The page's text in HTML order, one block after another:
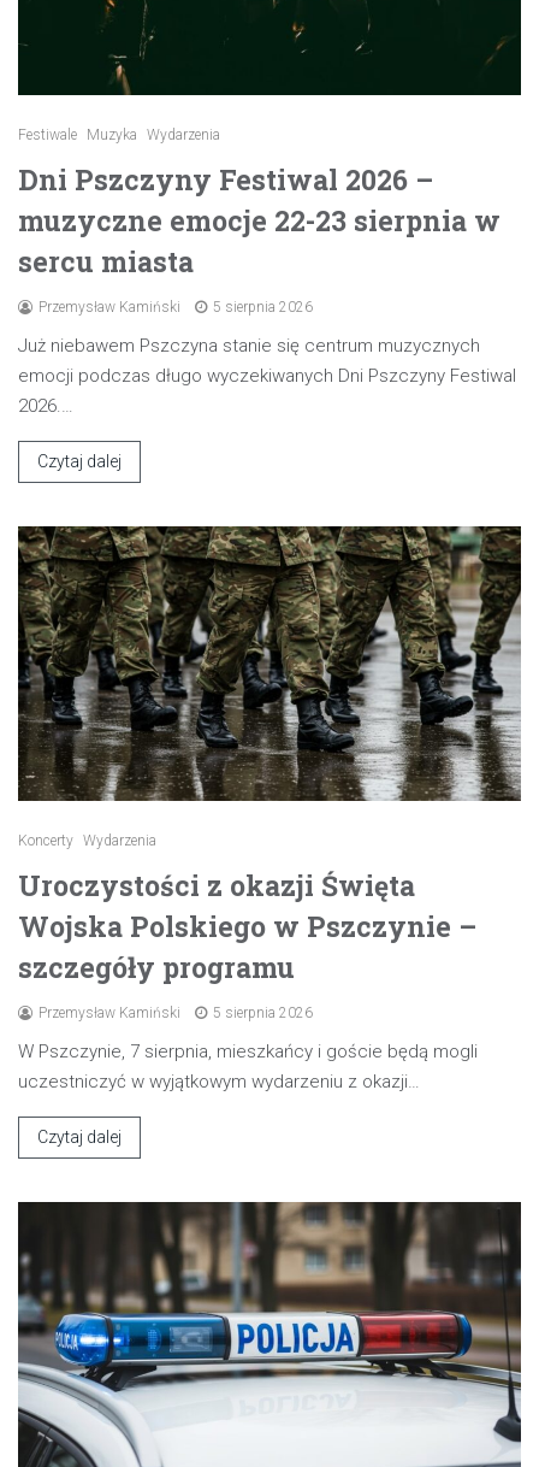
Festiwale Muzyka Wydarzenia
Dni Pszczyny Festiwal 2026 –
muzyczne emocje 22-23 sierpnia w
sercu miasta
Przemysław Kamiński 5 sierpnia 2026
Już niebawem Pszczyna stanie się centrum muzycznych
emocji podczas długo wyczekiwanych Dni Pszczyny Festiwal
2026.…
Czytaj dalej
Koncerty Wydarzenia
Uroczystości z okazji Święta
Wojska Polskiego w Pszczynie –
szczegóły programu
Przemysław Kamiński 5 sierpnia 2026
W Pszczynie, 7 sierpnia, mieszkańcy i goście będą mogli
uczestniczyć w wyjątkowym wydarzeniu z okazji…
Czytaj dalej